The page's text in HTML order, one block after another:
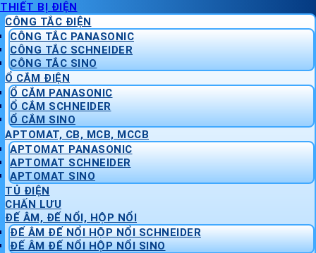
THIẾT BỊ ĐIỆN
CÔNG TẮC ĐIỆN
CÔNG TẮC PANASONIC
CÔNG TẮC SCHNEIDER
CÔNG TẮC SINO
Ổ CẮM ĐIỆN
Ổ CẮM PANASONIC
Ổ CẮM SCHNEIDER
Ổ CẮM SINO
APTOMAT, CB, MCB, MCCB
APTOMAT PANASONIC
APTOMAT SCHNEIDER
APTOMAT SINO
TỦ ĐIỆN
CHẤN LƯU
ĐẾ ÂM, ĐẾ NỔI, HỘP NỔI
ĐẾ ÂM ĐẾ NỔI HỘP NỔI SCHNEIDER
ĐẾ ÂM ĐẾ NỔI HỘP NỔI SINO